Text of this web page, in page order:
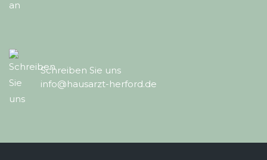
Schreiben Sie uns
info@hausarzt-herford.de